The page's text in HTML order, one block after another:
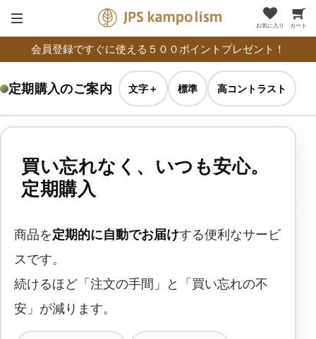
お気に入り カート
会員登録ですぐに使える５００ポイントプレゼント！
定期購入のご案内 文字＋ 標準 高コントラスト
買い忘れなく、いつも安心。
定期購入
商品を定期的に自動でお届けする便利なサービ
スです。
続けるほど「注文の手間」と「買い忘れの不
安」が減ります。